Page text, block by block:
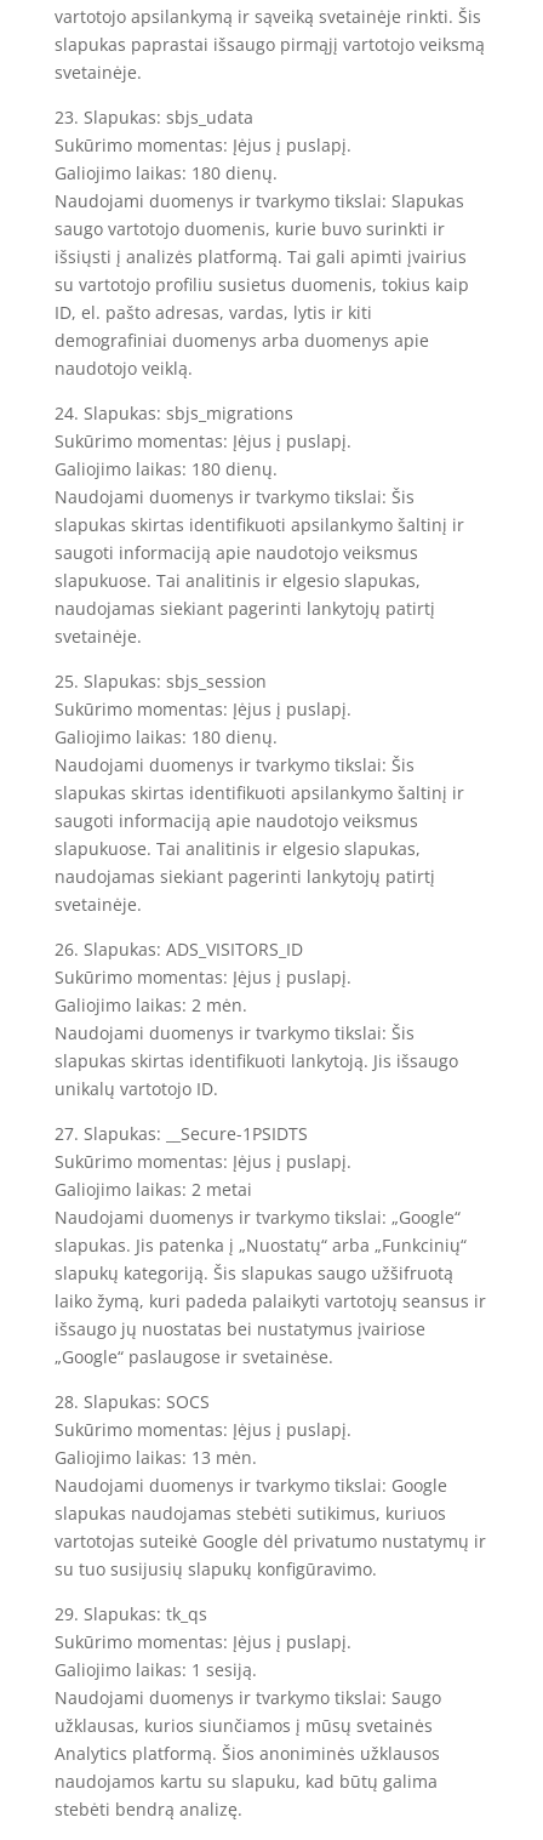
vartotojo apsilankymą ir sąveiką svetainėje rinkti. Šis
slapukas paprastai išsaugo pirmąjį vartotojo veiksmą
svetainėje.
23. Slapukas: sbjs_udata
Sukūrimo momentas: Įėjus į puslapį.
Galiojimo laikas: 180 dienų.
Naudojami duomenys ir tvarkymo tikslai: Slapukas
saugo vartotojo duomenis, kurie buvo surinkti ir
išsiųsti į analizės platformą. Tai gali apimti įvairius
su vartotojo profiliu susietus duomenis, tokius kaip
ID, el. pašto adresas, vardas, lytis ir kiti
demografiniai duomenys arba duomenys apie
naudotojo veiklą.
24. Slapukas: sbjs_migrations
Sukūrimo momentas: Įėjus į puslapį.
Galiojimo laikas: 180 dienų.
Naudojami duomenys ir tvarkymo tikslai: Šis
slapukas skirtas identifikuoti apsilankymo šaltinį ir
saugoti informaciją apie naudotojo veiksmus
slapukuose. Tai analitinis ir elgesio slapukas,
naudojamas siekiant pagerinti lankytojų patirtį
svetainėje.
25. Slapukas: sbjs_session
Sukūrimo momentas: Įėjus į puslapį.
Galiojimo laikas: 180 dienų.
Naudojami duomenys ir tvarkymo tikslai: Šis
slapukas skirtas identifikuoti apsilankymo šaltinį ir
saugoti informaciją apie naudotojo veiksmus
slapukuose. Tai analitinis ir elgesio slapukas,
naudojamas siekiant pagerinti lankytojų patirtį
svetainėje.
26. Slapukas: ADS_VISITORS_ID
Sukūrimo momentas: Įėjus į puslapį.
Galiojimo laikas: 2 mėn.
Naudojami duomenys ir tvarkymo tikslai: Šis
slapukas skirtas identifikuoti lankytoją. Jis išsaugo
unikalų vartotojo ID.
27. Slapukas: __Secure-1PSIDTS
Sukūrimo momentas: Įėjus į puslapį.
Galiojimo laikas: 2 metai
Naudojami duomenys ir tvarkymo tikslai: „Google“
slapukas. Jis patenka į „Nuostatų“ arba „Funkcinių“
slapukų kategoriją. Šis slapukas saugo užšifruotą
laiko žymą, kuri padeda palaikyti vartotojų seansus ir
išsaugo jų nuostatas bei nustatymus įvairiose
„Google“ paslaugose ir svetainėse.
28. Slapukas: SOCS
Sukūrimo momentas: Įėjus į puslapį.
Galiojimo laikas: 13 mėn.
Naudojami duomenys ir tvarkymo tikslai: Google
slapukas naudojamas stebėti sutikimus, kuriuos
vartotojas suteikė Google dėl privatumo nustatymų ir
su tuo susijusių slapukų konfigūravimo.
29. Slapukas: tk_qs
Sukūrimo momentas: Įėjus į puslapį.
Galiojimo laikas: 1 sesiją.
Naudojami duomenys ir tvarkymo tikslai: Saugo
užklausas, kurios siunčiamos į mūsų svetainės
Analytics platformą. Šios anoniminės užklausos
naudojamos kartu su slapuku, kad būtų galima
stebėti bendrą analizę.